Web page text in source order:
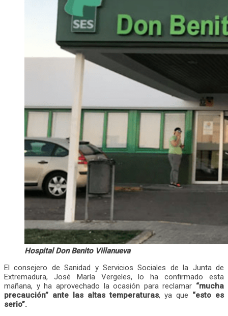
Hospital Don Benito Villanueva
El consejero de Sanidad y Servicios Sociales de la Junta de
Extremadura, José María Vergeles, lo ha confirmado esta
mañana, y ha aprovechado la ocasión para reclamar “mucha
precaución” ante las altas temperaturas, ya que “esto es
serio”.